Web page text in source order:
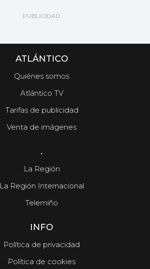
ATLÁNTICO
Quiénes somos
Atlántico TV
Tarifas de publicidad
Venta de imágenes
.
La Región
La Región Internacional
Telemiño
INFO
Política de privacidad
Política de cookies